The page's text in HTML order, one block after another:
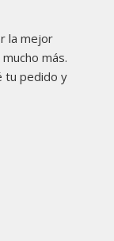
la mejor
más.
tu pedido y